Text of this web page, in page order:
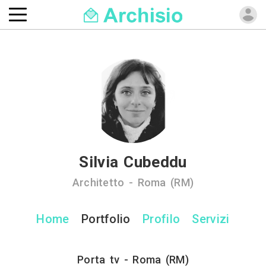
Silvia Cubeddu
Architetto - Roma (RM)
Home Portfolio Profilo Servizi
Porta tv - Roma (RM)